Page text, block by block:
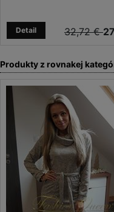
32,72 €
Detail
Produkty z rovnakej